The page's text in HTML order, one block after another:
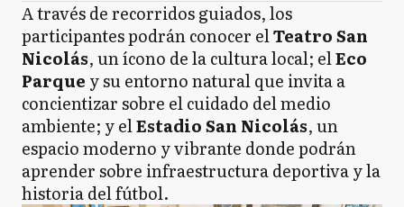
A través de recorridos guiados, los
participantes podrán conocer elTeatro San
Nicolás, un ícono de la cultura local; elEco
Parque y su entorno natural que invita a
concientizar sobre el cuidado del medio
ambiente; y elEstadio San Nicolás, un
espacio moderno y vibrante donde podrán
aprender sobre infraestructura deportiva y la
historia del fútbol.